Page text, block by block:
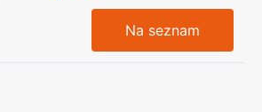
Na seznam